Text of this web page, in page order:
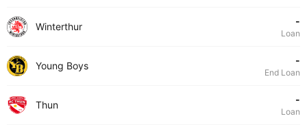
Winterthur -
Loan
Young Boys -
End Loan
Thun -
Loan